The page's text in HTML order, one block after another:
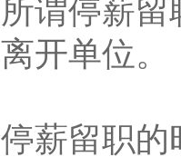
所谓停薪
离开单位。
停薪留职的